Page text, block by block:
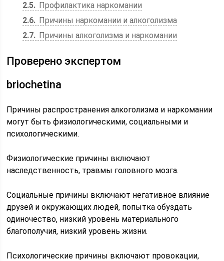
2.5
Профилактика наркомании
2.6
Причины наркомании и алкоголизма
2.7
Причины алкоголизма и наркомании
Проверено экспертом
briochetina
Причины распространения алкоголизма и наркомании
могут быть физиологическими, социальными и
психологическими.
Физиологические причины включают
наследственность, травмы головного мозга.
Социальные причины включают негативное влияние
друзей и окружающих людей, попытка обуздать
одиночество, низкий уровень материального
благополучия, низкий уровень жизни.
Психологические причины включают провокации,